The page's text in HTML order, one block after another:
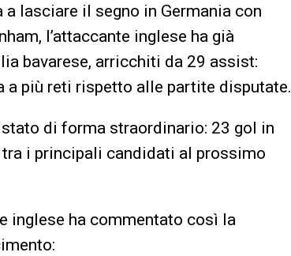
a lasciare il segno in Germania con
l’attaccante inglese ha già
bavarese, arricchiti da 29 assist:
più reti rispetto alle partite disputate.
di forma straordinario: 23 gol in
i principali candidati al prossimo
inglese ha commentato così la